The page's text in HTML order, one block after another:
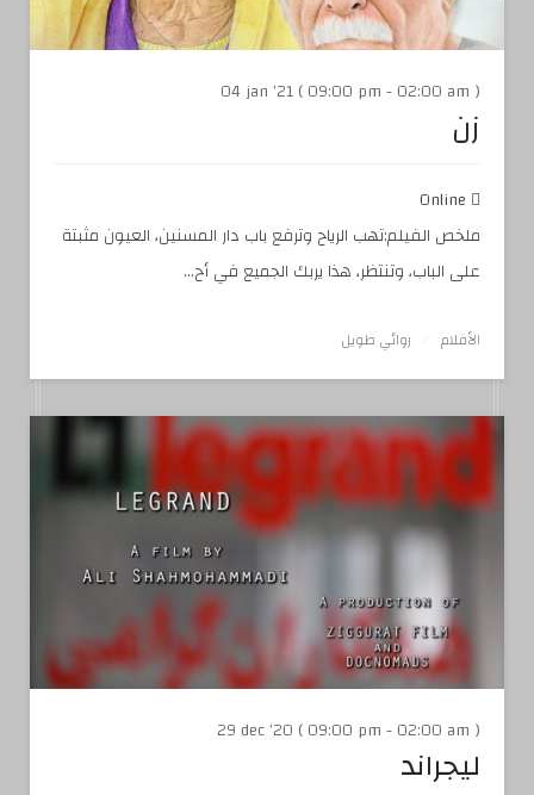
04 jan '21 ( 09:00 pm - 02:00 am )
زن
ملخص الفيلم:تهب الرياح وترفع باب دار المسنين، العيون مثبتة
على الباب، وتنتظر، هذا يربك الجميع في أح...
الأفلام روائي طويل
29 dec '20 ( 09:00 pm - 02:00 am )
ليجراند